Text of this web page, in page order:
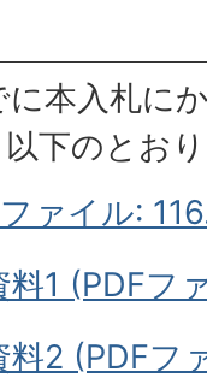
本入札に
下のとお
ァイル:
料1 (PDFフ
料2 (PDFフ